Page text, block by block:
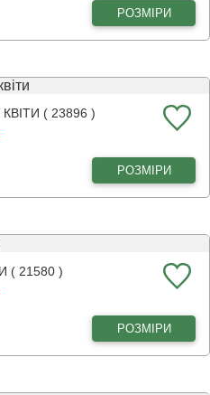
РОЗМІРИ
( 23896 )
РОЗМІРИ
( 21580 )
РОЗМІРИ